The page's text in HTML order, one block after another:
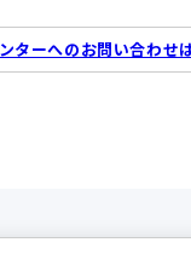
ターへのお問い合わせ